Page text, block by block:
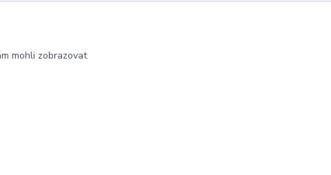
mohli zobrazovat